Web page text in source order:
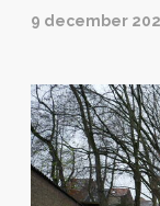
9 december